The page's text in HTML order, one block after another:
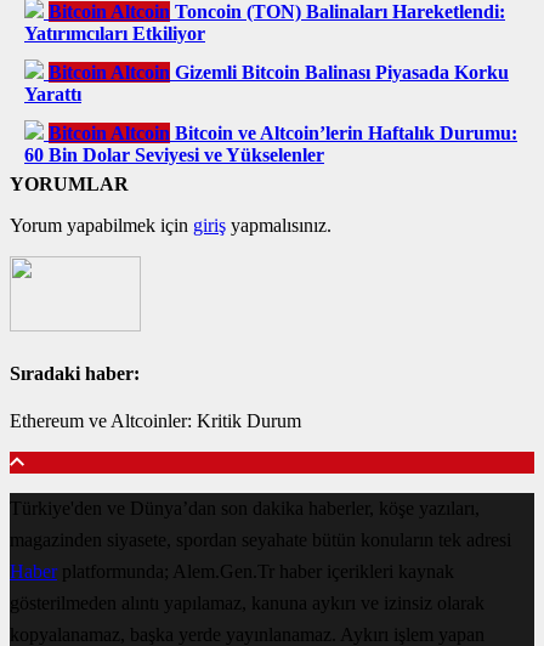
Bitcoin Altcoin Toncoin (TON) Balinaları Hareketlendi:
Yatırımcıları Etkiliyor
Bitcoin Altcoin Gizemli Bitcoin Balinası Piyasada Korku
Yarattı
Bitcoin Altcoin Bitcoin ve Altcoin’lerin Haftalık Durumu:
60 Bin Dolar Seviyesi ve Yükselenler
YORUMLAR
Yorum yapabilmek için giriş yapmalısınız.
Sıradaki haber:
Ethereum ve Altcoinler: Kritik Durum
Türkiye'den ve Dünya’dan son dakika haberler, köşe yazıları,
magazinden siyasete, spordan seyahate bütün konuların tek adresi
Haberplatformunda; Alem.Gen.Tr haber içerikleri kaynak
gösterilmeden alıntı yapılamaz, kanuna aykırı ve izinsiz olarak
kopyalanamaz, başka yerde yayınlanamaz. Aykırı işlem yapan